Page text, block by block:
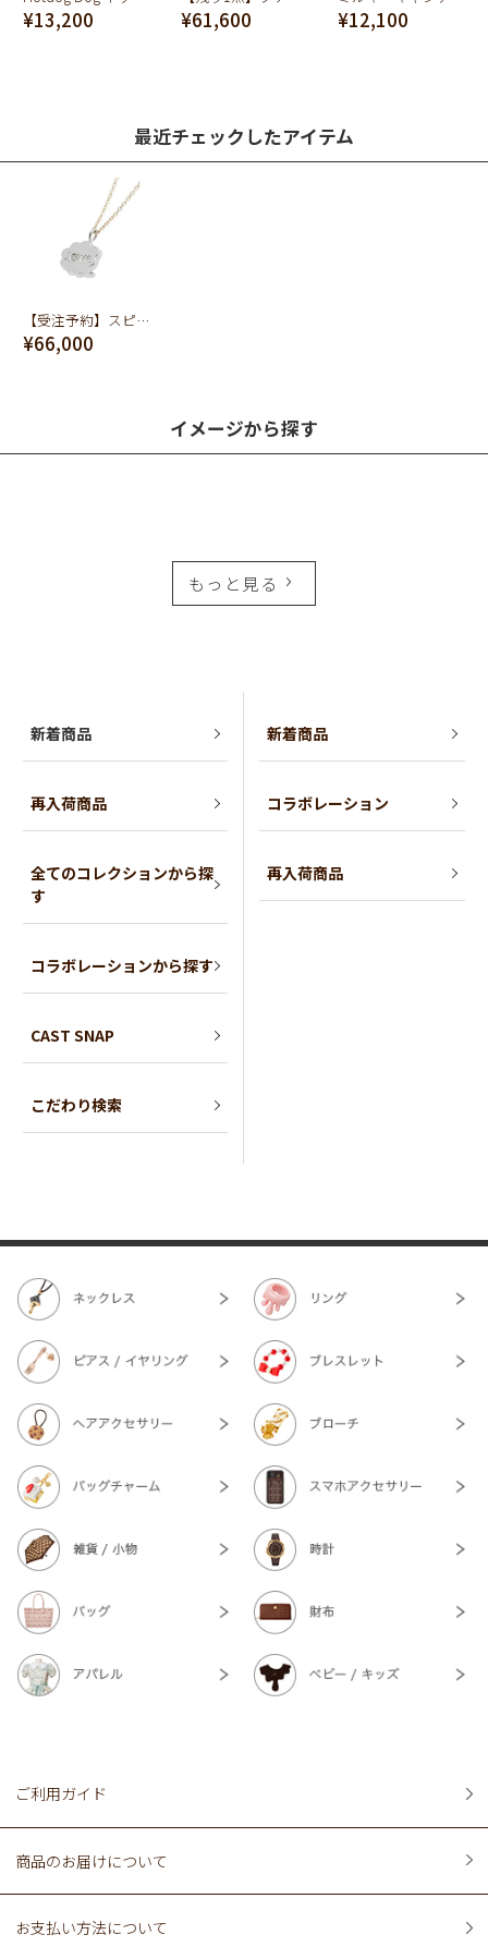
¥13,200 ¥61,600 ¥12,100
最近チェックしたアイテム
【受注予約】スピーチバルーン[LOVE] ネックレス
¥66,000
イメージから探す
もっと見る
新着商品
再入荷商品
全てのコレクションから探
す
コラボレーションから探す
CAST SNAP
こだわり検索
新着商品
コラボレーション
再入荷商品
ご利用ガイド
商品のお届けについて
お支払い方法について